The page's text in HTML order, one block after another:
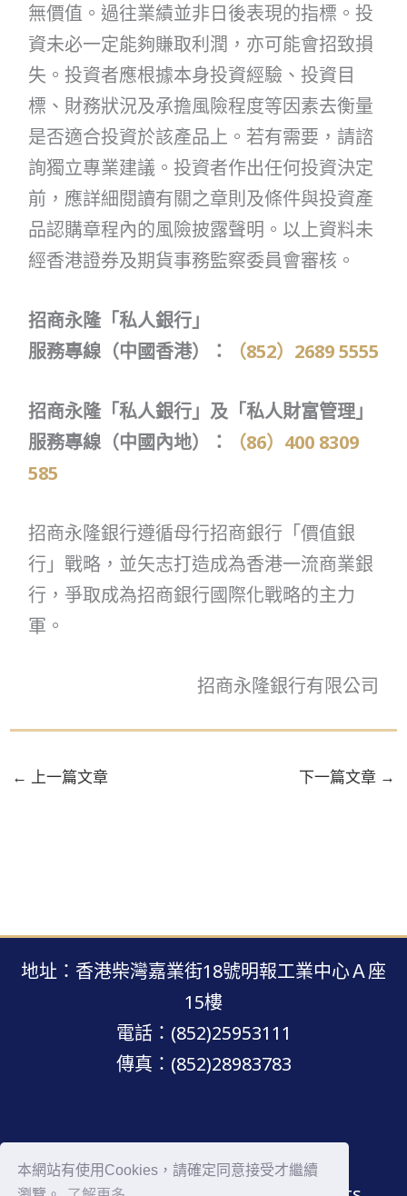
本網站有使用Cookies，請確定同意接受才繼續
無價值。過往業績並非日後表現的指標。投
資未必一定能夠賺取利潤，亦可能會招致損
失。投資者應根據本身投資經驗、投資目
標、財務狀況及承擔風險程度等因素去衡量
是否適合投資於該產品上。若有需要，請諮
詢獨立專業建議。投資者作出任何投資決定
前，應詳細閱讀有關之章則及條件與投資產
品認購章程內的風險披露聲明。以上資料未
經香港證券及期貨事務監察委員會審核。
招商永隆「私人銀行」
服務專線（中國香港）：
（852）2689 5555
招商永隆「私人銀行」及「私人財富管理」
服務專線（中國內地）：
（86）400 8309
585
招商永隆銀行遵循母行招商銀行「價值銀
行」戰略，並矢志打造成為香港一流商業銀
行，爭取成為招商銀行國際化戰略的主力
軍。
招商永隆銀行有限公司
← 上一篇文章 下一篇文章 →
地址：香港柴灣嘉業街18號明報工業中心Ａ座
15樓
電話：(852)25953111
傳真：(852)28983783
明報網站 · 版權所有 · 不得轉載